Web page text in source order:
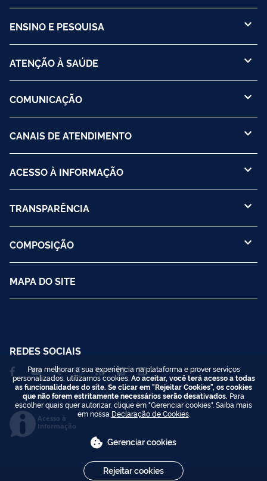
ENSINO E PESQUISA
ATENÇÃO À SAÚDE
COMUNICAÇÃO
CANAIS DE ATENDIMENTO
ACESSO À INFORMAÇÃO
TRANSPARÊNCIA
COMPOSIÇÃO
MAPA DO SITE
REDES SOCIAIS
Acesso à
Informação
Para melhorar a sua experiência na plataforma e prover serviços
personalizados, utilizamos cookies. Ao aceitar, você terá acesso a todas
as funcionalidades do site. Se clicar em "Rejeitar Cookies", os cookies
que não forem estritamente necessários serão desativados. Para
escolher quais quer autorizar, clique em "Gerenciar cookies". Saiba mais
em nossa Declaração de Cookies.
Gerenciar cookies
Rejeitar cookies